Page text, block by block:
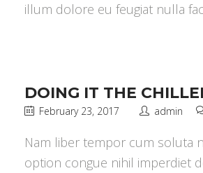
illum dolore eu feugiat nulla
DOING IT THE
February 23, 2017 admin
Nam liber tempor cum soluta
option congue nihil imperdiet